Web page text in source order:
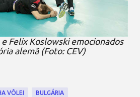
Felix Koslowski emocionados
alemã (Foto: CEV)
VÔLEI BULGÁRIA